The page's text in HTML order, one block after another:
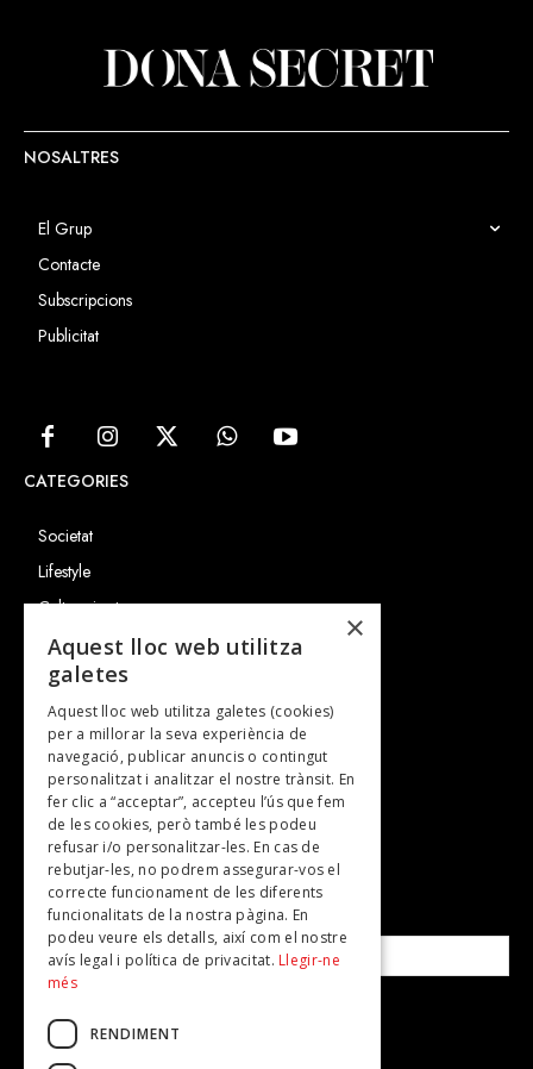
NOSALTRES
El Grup
Contacte
Subscripcions
Publicitat
CATEGORIES
Societat
Lifestyle
Cultura i art
Entrevistes
Gastronomia
TV
Plans per fer
Revistes
SUBSCRIU-TE A LA NOSTRA NEWSLETTER!
Correu electrònic*
Accepto lapolítica de privacitat
×
Aquest lloc web utilitza
galetes
Aquest lloc web utilitza galetes (cookies)
per a millorar la seva experiència de
navegació, publicar anuncis o contingut
personalitzat i analitzar el nostre trànsit. En
fer clic a “acceptar”, accepteu l’ús que fem
de les cookies, però també les podeu
refusar i/o personalitzar-les. En cas de
rebutjar-les, no podrem assegurar-vos el
correcte funcionament de les diferents
funcionalitats de la nostra pàgina. En
podeu veure els detalls, així com el nostre
avís legal i política de privacitat. Llegir-ne
més
RENDIMENT